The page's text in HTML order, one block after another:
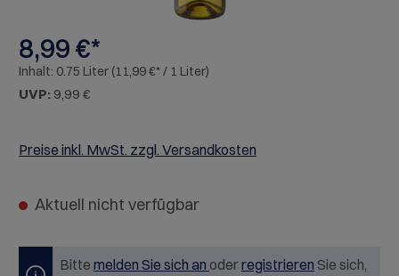
8,99 €*
Inhalt: 0.75 Liter (11,99 €* / 1 Liter)
UVP: 9,99 €
Preise inkl. MwSt. zzgl. Versandkosten
Aktuell nicht verfügbar
Bitte melden Sie sich an oderregistrieren Sie sich,